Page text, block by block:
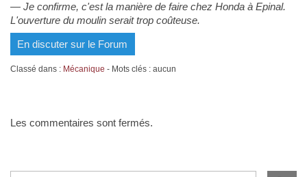
Je confirme, c'est la manière de faire chez Honda à Epinal.
L'ouverture du moulin serait trop coûteuse.
En discuter sur le Forum
Classé dans : Mécanique - Mots clés : aucun
Les commentaires sont fermés.